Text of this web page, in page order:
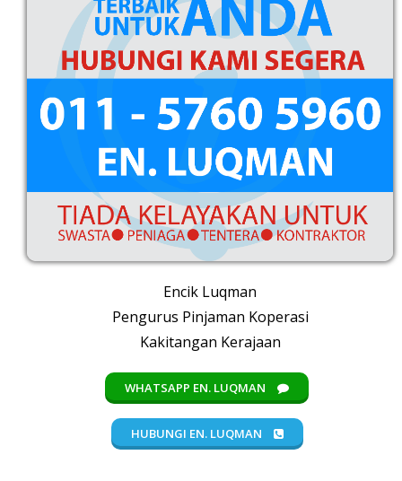
Encik Luqman
Pengurus Pinjaman Koperasi
Kakitangan Kerajaan
WHATSAPP EN. LUQMAN
HUBUNGI EN. LUQMAN